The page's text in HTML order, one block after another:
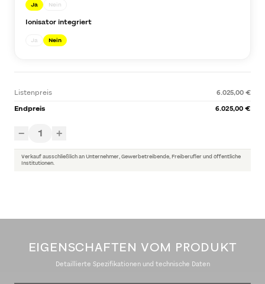
Ja Nein
Ionisator integriert
Ja Nein
Listenpreis
6.025,00 €
Endpreis
6.025,00 €
− 1 +
Verkauf ausschließlich an Unternehmer, Gewerbetreibende, Freiberufler und öffentliche
Institutionen.
EIGENSCHAFTEN VOM PRODUKT
Detaillierte Spezifikationen und technische Daten